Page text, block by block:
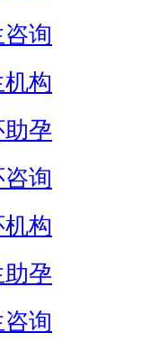
询
构
助孕
询
构
助孕
询